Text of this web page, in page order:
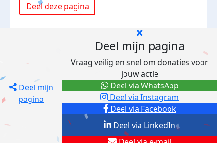
Deel deze pagina
Deel mijn
pagina
Deel mijn pagina
Vraag veilig en snel om donaties voor
jouw actie
Deel via Facebook
Deel via Instagram
Deel via LinkedIn
Deel via WhatsApp